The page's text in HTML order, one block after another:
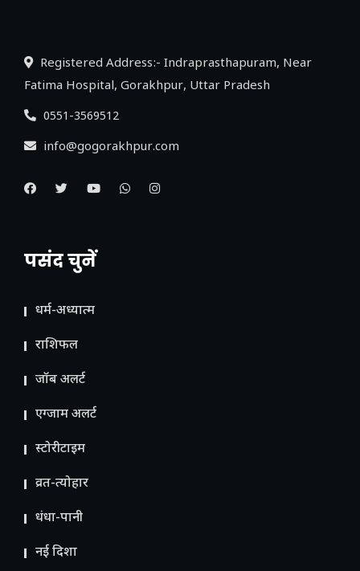
Registered Address:- Indraprasthapuram, Near
Fatima Hospital, Gorakhpur, Uttar Pradesh
0551-3569512
info@gogorakhpur.com
पसंद चुनें
धर्म-अध्यात्म
राशिफल
जॉब अलर्ट
एग्जाम अलर्ट
स्टोरीटाइम
व्रत-त्योहार
धंधा-पानी
नई दिशा